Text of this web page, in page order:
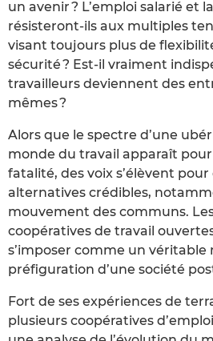
un avenir ? L’emploi salarié et
résisteront-ils aux multiples
visant toujours plus de
sécurité ? Est-il vraiment
travailleurs deviennent des
mêmes ?
Alors que le spectre d’une
monde du travail apparaît
fatalité, des voix s’élèvent
alternatives crédibles,
mouvement des communs.
coopératives de travail
s’imposer comme un véritable
préfiguration d’une société
Fort de ses expériences de
plusieurs coopératives